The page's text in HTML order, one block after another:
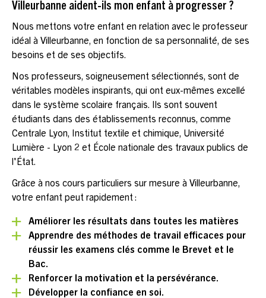
Villeurbanne aident-ils mon enfant à progresser ?
Nous mettons votre enfant en relation avec le professeur
idéal à Villeurbanne, en fonction de sa personnalité, de ses
besoins et de ses objectifs.
Nos professeurs, soigneusement sélectionnés, sont de
véritables modèles inspirants, qui ont eux-mêmes excellé
dans le système scolaire français. Ils sont souvent
étudiants dans des établissements reconnus, comme
Centrale Lyon, Institut textile et chimique, Université
Lumière - Lyon 2 et École nationale des travaux publics de
l'État.
Grâce à nos cours particuliers sur mesure à Villeurbanne,
votre enfant peut rapidement :
Améliorer les résultats dans toutes les matières
Apprendre des méthodes de travail efficaces pour
réussir les examens clés comme le Brevet et le
Bac.
Renforcer la motivation et la persévérance.
Développer la confiance en soi.